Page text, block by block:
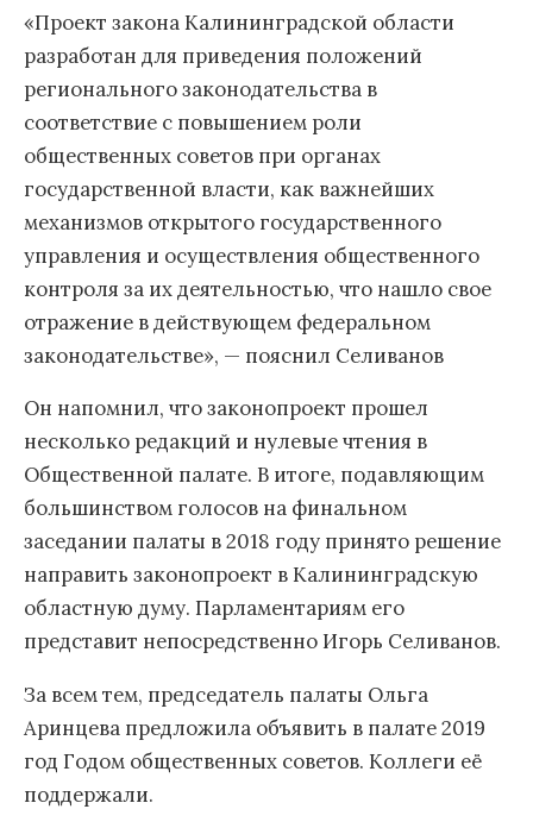
«Проект закона Калининградской области
разработан для приведения положений
регионального законодательства в
соответствие с повышением роли
общественных советов при органах
государственной власти, как важнейших
механизмов открытого государственного
управления и осуществления общественного
контроля за их деятельностью, что нашло свое
отражение в действующем федеральном
законодательстве», — пояснил Селиванов
Он напомнил, что законопроект прошел
несколько редакций и нулевые чтения в
Общественной палате. В итоге, подавляющим
большинством голосов на финальном
заседании палаты в 2018 году принято решение
направить законопроект в Калининградскую
областную думу. Парламентариям его
представит непосредственно Игорь Селиванов.
За всем тем, председатель палаты Ольга
Аринцева предложила объявить в палате 2019
год Годом общественных советов. Коллеги её
поддержали.